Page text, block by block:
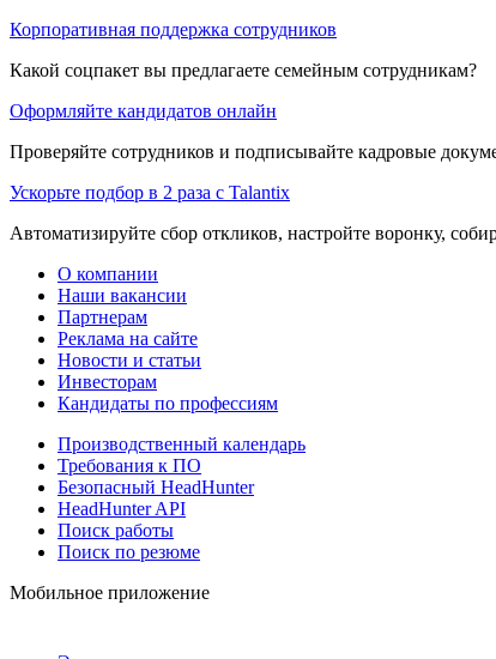
Корпоративная поддержка сотрудников
Какой соцпакет вы предлагаете семейным сотрудникам?
Оформляйте кандидатов онлайн
Проверяйте сотрудников и подписывайте кадровые
Ускорьте подбор в 2 раза с Talantix
Автоматизируйте сбор откликов, настройте воронку,
О компании
Наши вакансии
Партнерам
Реклама на сайте
Новости и статьи
Инвесторам
Кандидаты по профессиям
Производственный календарь
Требования к ПО
Безопасный HeadHunter
HeadHunter API
Поиск работы
Поиск по резюме
Мобильное приложение